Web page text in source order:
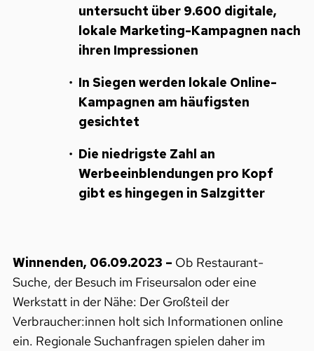
untersucht über 9.600 digitale,
lokale Marketing-Kampagnen nach
ihren Impressionen
In Siegen werden lokale Online-
Kampagnen am häufigsten
gesichtet
Die niedrigste Zahl an
Werbeeinblendungen pro Kopf
gibt es hingegen in Salzgitter
Winnenden, 06.09.2023 – Ob Restaurant-
Suche, der Besuch im Friseursalon oder eine
Werkstatt in der Nähe: Der Großteil der
Verbraucher:innen holt sich Informationen online
ein. Regionale Suchanfragen spielen daher im